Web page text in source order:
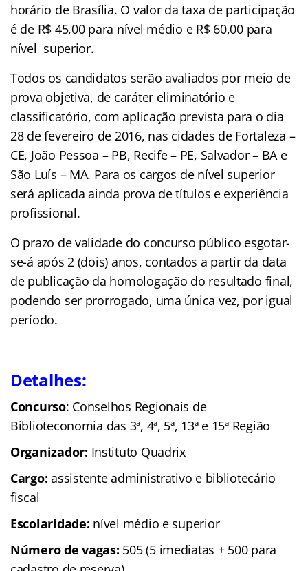
horário de Brasília. O valor da taxa de participação
é de R$ 45,00 para nível médio e R$ 60,00 para
nível superior.
Todos os candidatos serão avaliados por meio de
prova objetiva, de caráter eliminatório e
classificatório, com aplicação prevista para o dia
28 de fevereiro de 2016, nas cidades de Fortaleza –
CE, João Pessoa – PB, Recife – PE, Salvador – BA e
São Luís – MA. Para os cargos de nível superior
será aplicada ainda prova de títulos e experiência
profissional.
O prazo devalidadedo concurso público esgotar-
se-á após 2 (dois) anos, contados a partir da data
de publicação da homologação do resultado final,
podendo ser prorrogado, uma única vez, por igual
período.
Detalhes:
Concurso: Conselhos Regionais de
Biblioteconomia das 3ª, 4ª, 5ª, 13ª e 15ª Região
Organizador: Instituto Quadrix
Cargo:assistente administrativo e bibliotecário
fiscal
Escolaridade: nível médio e superior
Número de vagas: 505 (5 imediatas + 500 para